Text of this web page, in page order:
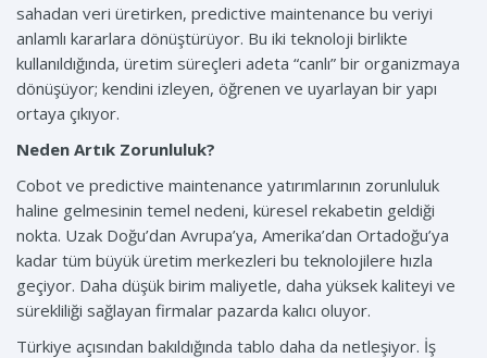
sahadan veri üretirken, predictive maintenance bu veriyi
anlamlı kararlara dönüştürüyor. Bu iki teknoloji birlikte
kullanıldığında, üretim süreçleri adeta “canlı” bir organizmaya
dönüşüyor; kendini izleyen, öğrenen ve uyarlayan bir yapı
ortaya çıkıyor.
Neden Artık Zorunluluk?
Cobot ve predictive maintenance yatırımlarının zorunluluk
haline gelmesinin temel nedeni, küresel rekabetin geldiği
nokta. Uzak Doğu’dan Avrupa’ya, Amerika’dan Ortadoğu’ya
kadar tüm büyük üretim merkezleri bu teknolojilere hızla
geçiyor. Daha düşük birim maliyetle, daha yüksek kaliteyi ve
sürekliliği sağlayan firmalar pazarda kalıcı oluyor.
Türkiye açısından bakıldığında tablo daha da netleşiyor. İş